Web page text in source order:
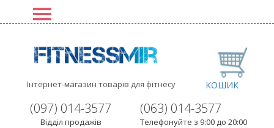
Інтернет-магазин товарів для фітнесу
(063) 014-3577
Телефонуйте з 9:00 до 20:00
(097) 014-3577
Відділ продажів
КОШИК